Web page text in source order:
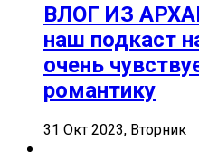
ВЛОГ ИЗ
наш подкаст
очень
романтику
31 Окт 2023, Вторник